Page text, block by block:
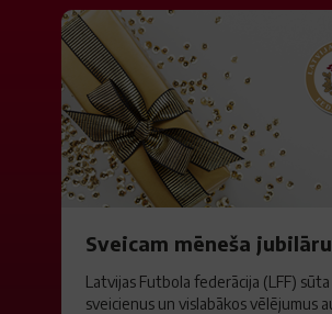
Sveicam mēneša
Latvijas Futbola federācija (LFF)
sveicienus un vislabākos vēlējumus